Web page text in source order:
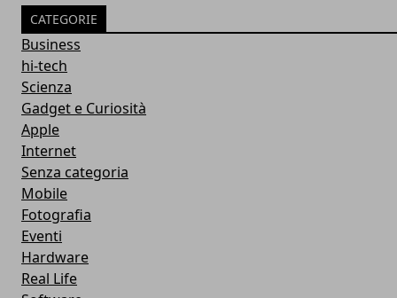
CATEGORIE
Business
hi-tech
Scienza
Gadget e Curiosità
Apple
Internet
Senza categoria
Mobile
Fotografia
Eventi
Hardware
Real Life